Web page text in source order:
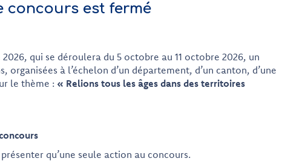
concours est fermé
qui se déroulera du 5 octobre au 11 octobre 2026, un
organisées à l’échelon d’un département, d’un canton, d’une
le thème : « Relions tous les âges dans des territoires
qu’une seule action au concours.